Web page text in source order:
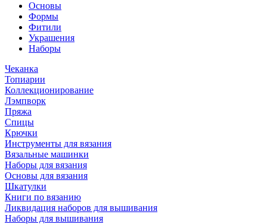
Основы
Формы
Фитили
Украшения
Наборы
Чеканка
Топиарии
Коллекционирование
Лэмпворк
Пряжа
Спицы
Крючки
Инструменты для вязания
Вязальные машинки
Наборы для вязания
Основы для вязания
Шкатулки
Книги по вязанию
Ликвидация наборов для вышивания
Наборы для вышивания